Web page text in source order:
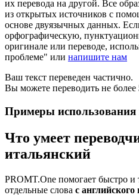
их перевода на другой. Все
из открытых источников с
основе двуязычных данных.
орфографическую,
оригинале или переводе,
проблеме" или напишите нам
Ваш текст переведен частично.
Вы можете переводить не более
Примеры использования
Что умеет
итальянский
PROMT.One помогает быстро и
отдельные слова с